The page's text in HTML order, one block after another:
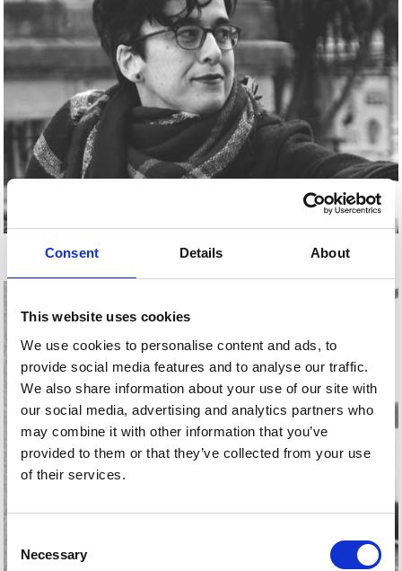
Consent Details About
This website uses cookies
We use cookies to personalise content and ads, to
provide social media features and to analyse our traffic.
We also share information about your use of our site with
our social media, advertising and analytics partners who
may combine it with other information that you’ve
provided to them or that they’ve collected from your use
of their services.
Selection
Necessary
ANA MALAGÓN